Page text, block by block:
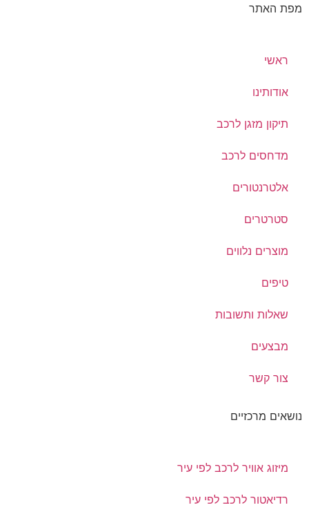
מפת האתר
ראשי
אודותינו
תיקון מזגן לרכב
מדחסים לרכב
אלטרנטורים
סטרטרים
מוצרים נלווים
טיפים
שאלות ותשובות
מבצעים
צור קשר
נושאים מרכזיים
מיזוג אוויר לרכב לפי עיר
רדיאטור לרכב לפי עיר